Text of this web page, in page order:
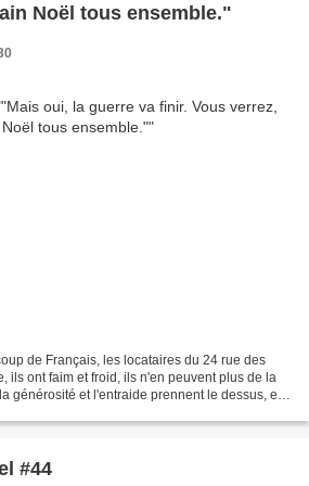
Noël tous ensemble."
de Français, les locataires du 24 rue des
ils ont faim et froid, ils n'en peuvent plus de la
générosité et l'entraide prennent le dessus, et
#44